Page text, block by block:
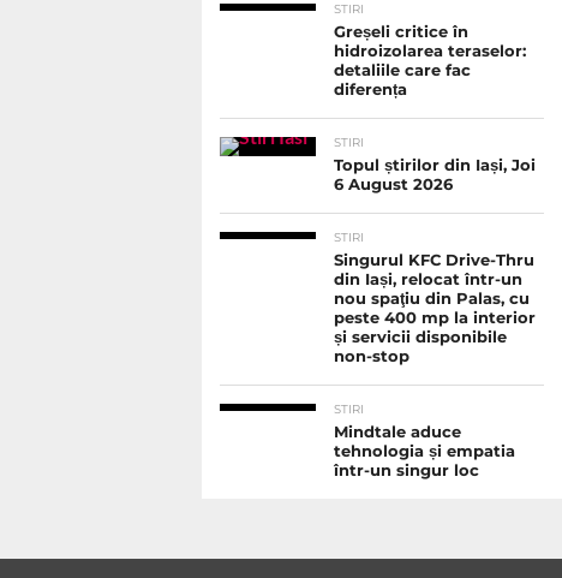
STIRI
Greșeli critice în
hidroizolarea teraselor:
detaliile care fac
diferența
STIRI
Topul știrilor din Iași, Joi
6 August 2026
STIRI
Singurul KFC Drive-Thru
din Iași, relocat într-un
nou spaţiu din Palas, cu
peste 400 mp la interior
și servicii disponibile
non-stop
STIRI
Mindtale aduce
tehnologia și empatia
într-un singur loc